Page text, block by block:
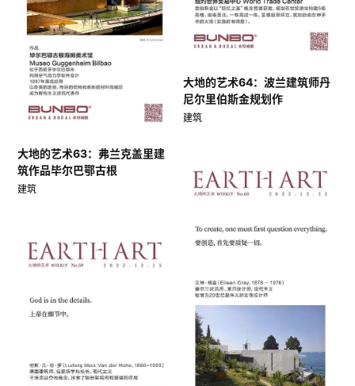
大地的艺术64：波兰建筑师丹
尼尔里伯斯金规划作
建筑
大地的艺术63：弗兰克盖里建
筑作品毕尔巴鄂古根
建筑